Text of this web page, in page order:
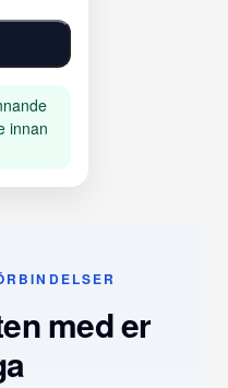
innan
med er